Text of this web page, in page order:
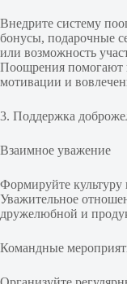
Внедрите систему
бонусы, подарочные
или возможность
Поощрения помогают
мотивации и
3. Поддержка
Взаимное уважение
Формируйте
Уважительное
дружелюбной и
Командные